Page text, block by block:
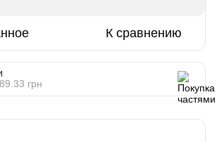
К сравнению
грн